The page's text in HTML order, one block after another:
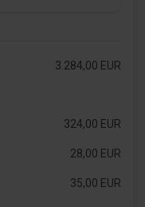
3.284,00 EUR
324,00 EUR
28,00 EUR
35,00 EUR